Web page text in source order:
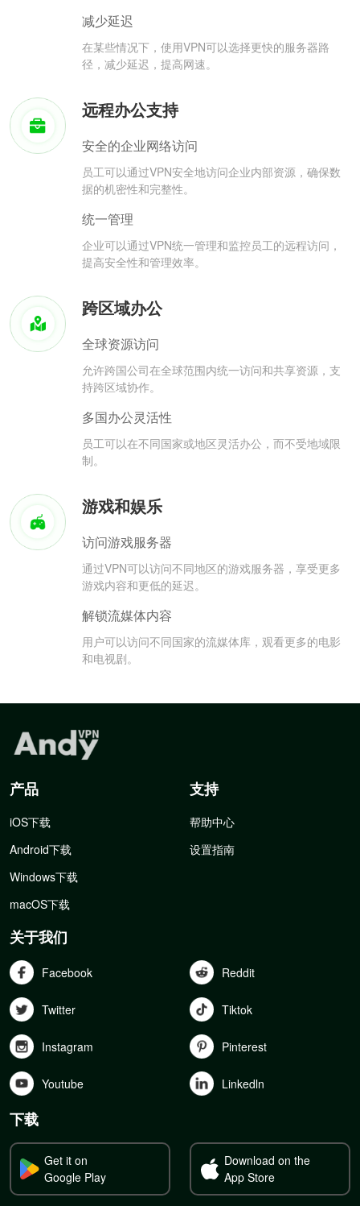
减少延迟
在某些情况下，使用VPN可以选择更快的服务器路
径，减少延迟，提高网速。
远程办公支持
安全的企业网络访问
员工可以通过VPN安全地访问企业内部资源，确保数
据的机密性和完整性。
统一管理
企业可以通过VPN统一管理和监控员工的远程访问，
提高安全性和管理效率。
跨区域办公
全球资源访问
允许跨国公司在全球范围内统一访问和共享资源，支
持跨区域协作。
多国办公灵活性
员工可以在不同国家或地区灵活办公，而不受地域限
制。
游戏和娱乐
访问游戏服务器
通过VPN可以访问不同地区的游戏服务器，享受更多
游戏内容和更低的延迟。
解锁流媒体内容
用户可以访问不同国家的流媒体库，观看更多的电影
和电视剧。
产品
iOS下载
Android下载
Windows下载
macOS下载
支持
帮助中心
设置指南
关于我们
Facebook Reddit
Twitter Tiktok
Instagram Pinterest
Youtube Linkedln
下载
Get it on
Google Play
Download on the
App Store